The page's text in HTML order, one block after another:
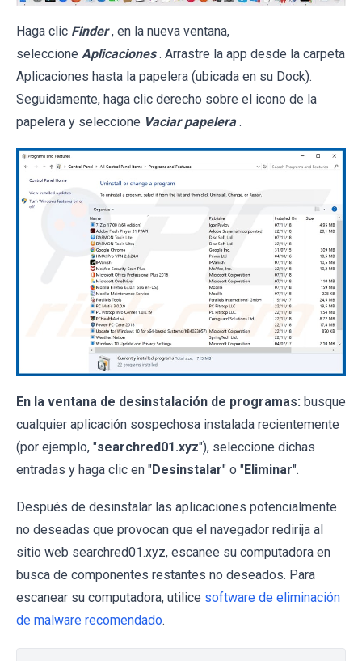
Haga clic Finder , en la nueva ventana,
seleccione Aplicaciones . Arrastre la app desde la carpeta
Aplicaciones hasta la papelera (ubicada en su Dock).
Seguidamente, haga clic derecho sobre el icono de la
papelera y seleccione Vaciar papelera .
En la ventana de desinstalación de programas: busque
cualquier aplicación sospechosa instalada recientemente
(por ejemplo, "searchred01.xyz"), seleccione dichas
entradas y haga clic en "Desinstalar" o "Eliminar".
Después de desinstalar las aplicaciones potencialmente
no deseadas que provocan que el navegador redirija al
sitio web searchred01.xyz, escanee su computadora en
busca de componentes restantes no deseados. Para
escanear su computadora, utilice software de eliminación
de malware recomendado.